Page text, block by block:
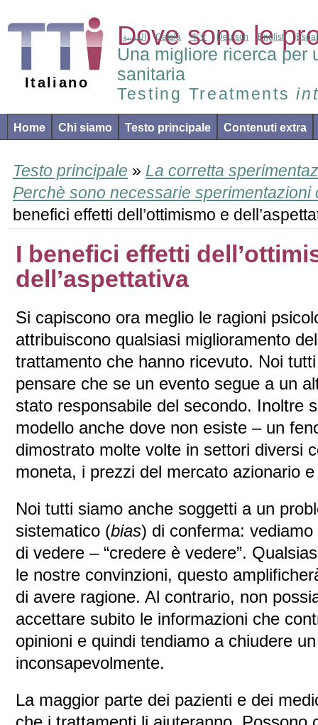
Italiano
Dove sono le
Una migliore ricerca per
sanitaria
Testing Treatments
العربية Català 中文 Deutsch English
Home Chi siamo Testo principale Contenuti extra
Testo principale » La corretta
Perchè sono necessarie sperimentazioni
benefici effetti dell’ottimismo e
I benefici effetti
dell’aspettativa
Si capiscono ora meglio le ragioni
attribuiscono qualsiasi miglioramento
trattamento che hanno ricevuto. Noi
pensare che se un evento segue a un
stato responsabile del secondo. Inoltre
modello anche dove non esiste – un
dimostrato molte volte in settori diversi
moneta, i prezzi del mercato azionario
Noi tutti siamo anche soggetti a un
sistematico (bias) di conferma:
di vedere – “credere è vedere”.
le nostre convinzioni, questo
di avere ragione. Al contrario, non
accettare subito le informazioni che
opinioni e quindi tendiamo a chiudere
inconsapevolmente.
La maggior parte dei pazienti e dei